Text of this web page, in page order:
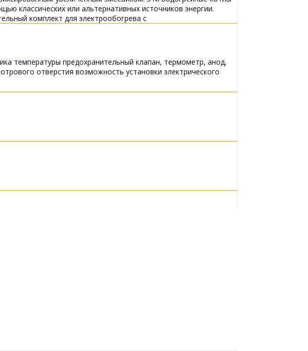
классических или альтернативных источников энергии.
комплект для электрообогрева с
температуры предохранительный клапан, термометр, анод,
отверстия возможность установки электрического